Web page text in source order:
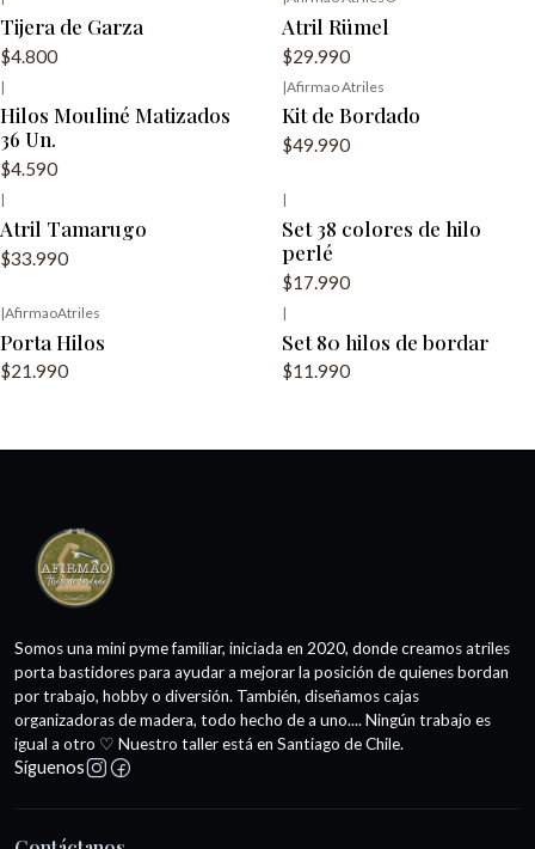
Tijera de Garza
$4.800
Atril Rümel
$29.990
|
Hilos Mouliné Matizados
36 Un.
$4.590
|Afirmao Atriles
Kit de Bordado
$49.990
|
Atril Tamarugo
$33.990
|
Set 38 colores de hilo
perlé
$17.990
|AfirmaoAtriles
Porta Hilos
$21.990
|
Set 80 hilos de bordar
$11.990
Somos una mini pyme familiar, iniciada en 2020, donde creamos atriles
porta bastidores para ayudar a mejorar la posición de quienes bordan
por trabajo, hobby o diversión. También, diseñamos cajas
organizadoras de madera, todo hecho de a uno.... Ningún trabajo es
igual a otro ♡ Nuestro taller está en Santiago de Chile.
Síguenos